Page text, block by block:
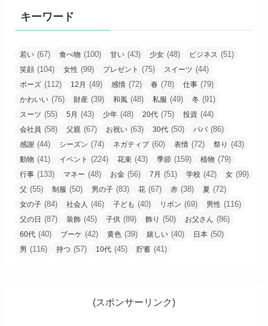
キーワード
若い (67) 食べ物 (100) 甘い (43) 少女 (48) ビジネス (51)
笑顔 (104) 女性 (99) プレゼント (75) スイーツ (44)
ポーズ (112) 12月 (49) 感情 (72) 春 (78) 仕事 (79)
かわいい (76) 財産 (39) 和風 (48) 私服 (49) 冬 (91)
スーツ (55) 5月 (43) 少年 (48) 20代 (75) 投資 (44)
会社員 (58) 父親 (67) お祝い (63) 30代 (50) パパ (86)
感謝 (44) シーズン (74) ネガティブ (60) 表情 (72) 祭り (43)
動物 (41) イベント (224) 花束 (43) 季節 (159) 植物 (79)
行事 (133) マネー (48) お金 (56) 7月 (51) 学校 (42) 女 (99)
父 (55) 制服 (50) 男の子 (83) 花 (67) 赤 (38) 夏 (72)
女の子 (84) 社会人 (46) 子ども (40) リボン (69) 男性 (116)
父の日 (87) 装飾 (45) 子供 (89) 飾り (50) お父さん (86)
60代 (40) ブーケ (42) 黄色 (39) 嬉しい (40) 日本 (50)
男 (116) 持つ (57) 10代 (45) 貯蓄 (41)
(スポンサーリンク)